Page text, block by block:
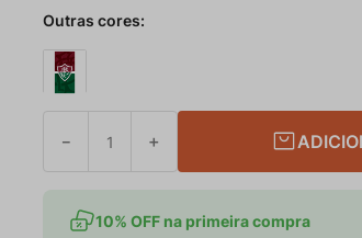
Outras cores:
＋
－
10% OFF na primeira compra